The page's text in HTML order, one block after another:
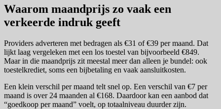
Waarom maandprijs zo vaak een
verkeerde indruk geeft
Providers adverteren met bedragen als €31 of €39 per maand. Dat
lijkt laag vergeleken met een los toestel van bijvoorbeeld €849.
Maar in die maandprijs zit meestal meer dan alleen je bundel: ook
toestelkrediet, soms een bijbetaling en vaak aansluitkosten.
Een klein verschil per maand telt snel op. Een verschil van €7 per
maand is over 24 maanden al €168. Daardoor kan een aanbod dat
“goedkoop per maand” voelt, op totaalniveau duurder zijn.